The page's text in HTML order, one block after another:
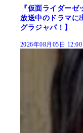
『仮面ライダー
放送中のドラマに
グラジャパ！】
2026年08月05日 12:00